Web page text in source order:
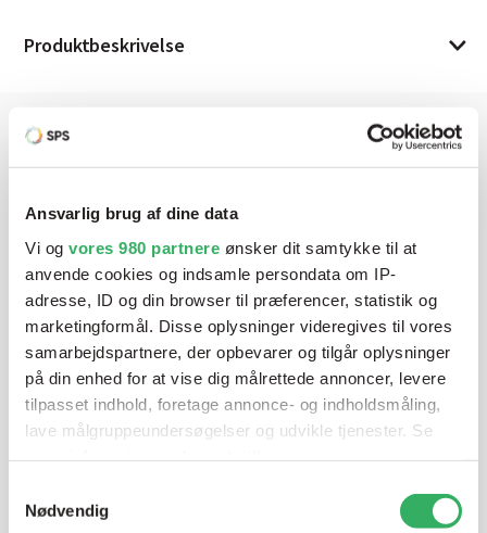
Ansvarlig brug af dine data
Vi og vores 980 partnere ønsker dit samtykke til at
anvende cookies og indsamle persondata om IP-
adresse, ID og din browser til præferencer, statistik og
marketingformål. Disse oplysninger videregives til vores
samarbejdspartnere, der opbevarer og tilgår oplysninger
på din enhed for at vise dig målrettede annoncer, levere
tilpasset indhold, foretage annonce- og indholdsmåling,
lave målgruppeundersøgelser og udvikle tjenester. Se
tilbage eller ændre indstillinger fra vores
Nødvendig
Produktbeskrivelse
Har du brug for hjælp? Vi sidder
klar ved telefonen
Vi tilbyder et bredt sortiment af produkter til
autolakering. Lige meget om du skal bruge en enkelt farve,
en sprøjtepistol eller om du har behov for en
blandeanlægsløsning, kan vi hjælpe dig.
Mandag - Torsdag 07:00-15:30
07:00-13:45